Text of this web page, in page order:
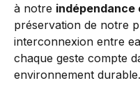
à notre indépendance
préservation de notre
interconnexion entre
chaque geste compte
environnement durable.